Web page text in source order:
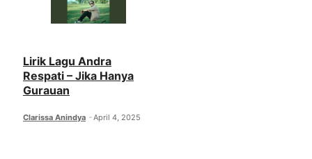
Lirik Lagu Andra
Respati – Jika Hanya
Gurauan
Clarissa Anindya April 4, 2025